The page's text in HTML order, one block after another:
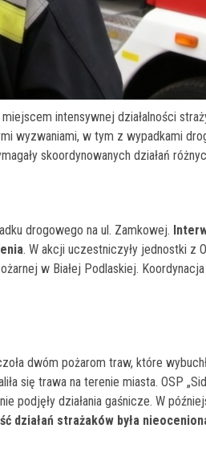
intensywnej działalności
wyzwaniami, w tym z wypadkami
skoordynowanych działań
drogowego na ul. Zamkowej.
. W akcji uczestniczyły jednostki z
w Białej Podlaskiej. Koordynacja
dwóm pożarom traw, które
się trawa na terenie miasta. OSP
podjęły działania gaśnicze. W
działań strażaków była